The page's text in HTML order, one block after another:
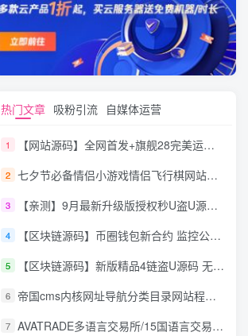
热门文章 吸粉引流 自媒体运营
1 【网站源码】全网首发+旗舰28完美运营Java版高仿28圈+彩种丰富+机器人+眯牌
2 七夕节必备情侣小游戏情侣飞行棋网站源码
3 【亲测】9月最新升级版授权秒U盗U源码/四链盗U源码/自带提币接口
4 【区块链源码】币圈钱包新合约 监控公链转账地址 尾数模拟转账数据生成 0 U攻击带安装说明
5 【区块链源码】新版精品4链盗U源码 无限开代理模式 后台 代理数据可看 包含搭建教程
6 帝国cms内核网址导航分类目录网站程序源码
7 AVATRADE多语言交易所/15国语言交易所/合约交易/期权交易/币币交易/申购/矿机/风控/前端wap/pc纯源码/带搭建教程